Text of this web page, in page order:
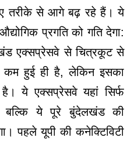
तरीके से आगे बढ़ रहे हैं। ये
प्रगति को गति देगा:
एक्सप्रेसवे से चित्रकूट से
कम हुई ही है, लेकिन इसका
ये एक्सप्रेसवे यहां सिर्फ
बल्कि ये पूरे बुंदेलखंड की
पहले यूपी की कनेक्टिविटी